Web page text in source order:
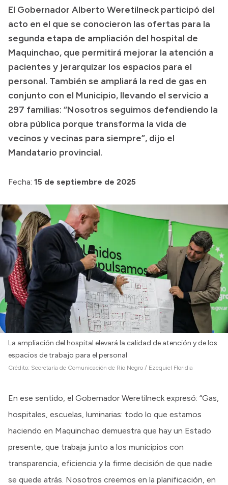
Boletín Oficial
Compras y licitaciones
Consulta de expedientes
Consulta de pago a proveedores
Convocatorias
Intranet
El Gobernador Alberto Weretilneck participó del
acto en el que se conocieron las ofertas para la
segunda etapa de ampliación del hospital de
Maquinchao, que permitirá mejorar la atención a
pacientes y jerarquizar los espacios para el
personal. También se ampliará la red de gas en
conjunto con el Municipio, llevando el servicio a
297 familias: “Nosotros seguimos defendiendo la
obra pública porque transforma la vida de
vecinos y vecinas para siempre”, dijo el
Mandatario provincial.
Fecha: 15 de septiembre de 2025
La ampliación del hospital elevará la calidad de atención y de los
espacios de trabajo para el personal
Crédito: Secretaría de Comunicación de Río Negro / Ezequiel Floridia
En ese sentido, el Gobernador Weretilneck expresó: “Gas,
hospitales, escuelas, luminarias: todo lo que estamos
haciendo en Maquinchao demuestra que hay un Estado
presente, que trabaja junto a los municipios con
transparencia, eficiencia y la firme decisión de que nadie
se quede atrás. Nosotros creemos en la planificación, en